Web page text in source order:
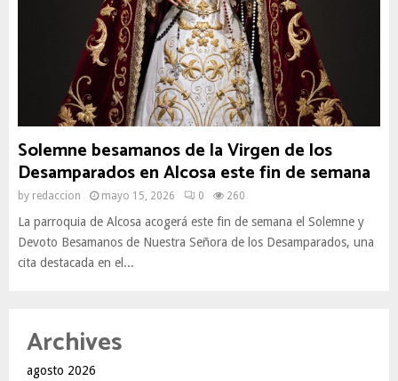
Solemne besamanos de la Virgen de los
Desamparados en Alcosa este fin de semana
by redaccion mayo 15, 2026 0 260
La parroquia de Alcosa acogerá este fin de semana el Solemne y
Devoto Besamanos de Nuestra Señora de los Desamparados, una
cita destacada en el...
Archives
agosto 2026